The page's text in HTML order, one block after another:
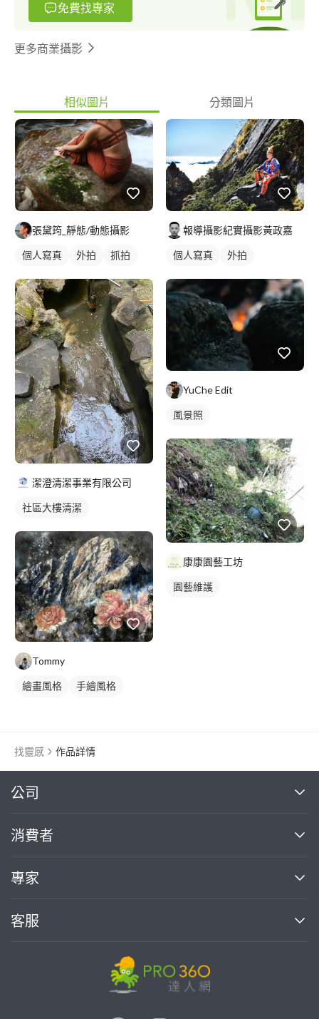
免費找專家
更多商業攝影
相似圖片 分類圖片
張黛筠_靜態/動態攝影
個人寫真 外拍 抓拍
潔澄清潔事業有限公司
社區大樓清潔
Tommy
繪畫風格
手繪風格
報導攝影紀實攝影黃政嘉
個人寫真 外拍
YuChe Edit
風景照
康康園藝工坊
園藝維護
找靈感 作品詳情
公司
關於我們
部落格
加入我們
消費者
買服務
熱門服務
專家
案件中心
客服
繼續完成